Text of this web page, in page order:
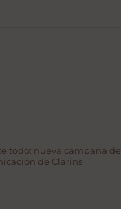
todo: nueva campaña de
de Clarins